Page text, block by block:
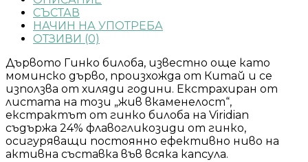
СЪСТАВ
НАЧИН НА УПОТРЕБА
ОТЗИВИ (0)
Дървото Гинко билоба, известно още като
моминско дърво, произхожда от Китай и се
използва от хиляди години. Екстрахиран от
листата на този „жив вкаменелост“,
екстрактът от гинко билоба на Viridian
съдържа 24% флавогликозиди от гинко,
осигуряващи постоянно ефективно ниво на
активна съставка във всяка капсула.